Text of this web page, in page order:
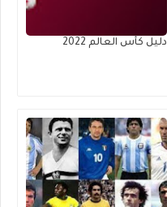
دليل كأس العالم 2022